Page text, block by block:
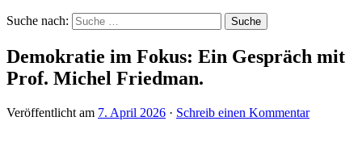
Suche nach:
Demokratie im Fokus: Ein Gespräch mit
Prof. Michel Friedman.
Veröffentlicht am 7. April 2026 · Schreib einen Kommentar